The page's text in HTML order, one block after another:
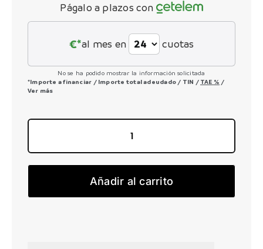
Págalo a plazos con
€*al mes en cuotas
No se ha podido mostrar la información solicitada
*Importe a financiar / Importe total adeudado / TIN / TAE % /
Ver más
RALLON
cantidad
Añadir al carrito